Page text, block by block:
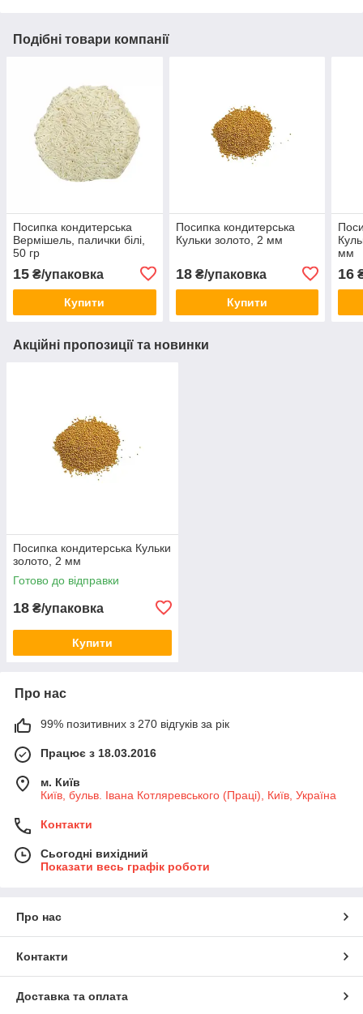
Подібні товари компанії
Посипка кондитерська
Вермішель, палички білі,
50 гр
15 ₴/упаковка
Купити
Посипка кондитерська
Кульки золото, 2 мм
18₴/упаковка
Купити
мм
16
Акційні пропозиції та новинки
Посипка кондитерська Кульки
золото, 2 мм
Готово до відправки
18 ₴/упаковка
Купити
Про нас
99% позитивних з 270 відгуків за рік
Працює з 18.03.2016
м. Київ
Київ, бульв. Івана Котляревського (Праці), Київ, Україна
Контакти
Сьогодні вихідний
Показати весь графік роботи
Про нас
Контакти
Доставка та оплата